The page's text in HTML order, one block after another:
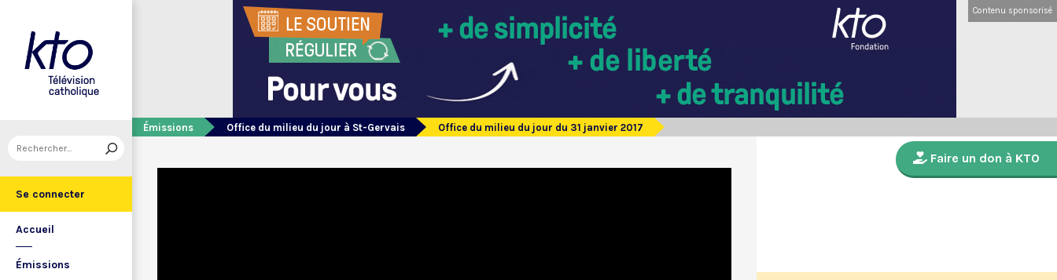
Se connecter
Accueil
Émissions
Contenu sponsorisé
Émissions Office du milieu du jour à St-Gervais Office du milieu du jour du 31 janvier 2017
Faire un don à KTO